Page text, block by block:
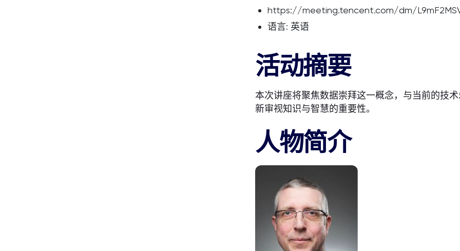
https://meeting.tencent.com/dm/
语言: 英语
活动摘要
本次讲座将聚焦数据崇拜这一概念，与当前的技
新审视知识与智慧的重要性。
人物简介